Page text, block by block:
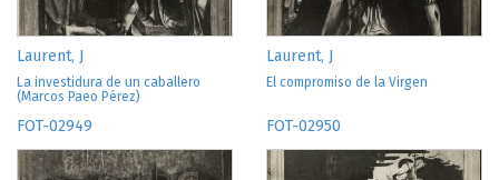
Laurent, J
La investidura de un caballero
(Marcos Paeo Pérez)
Laurent, J
El compromiso de la Virgen
FOT-02949 FOT-02950